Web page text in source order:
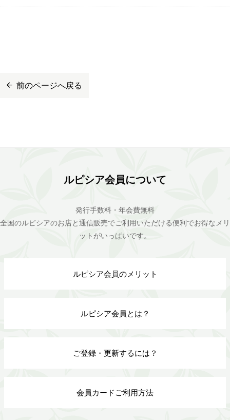
前のページへ戻る
ルピシア会員について
発行手数料・年会費無料
全国のルピシアのお店と通信販売でご利用いただける便利でお得なメリ
ットがいっぱいです。
ルピシア会員のメリット
ルピシア会員とは？
ご登録・更新するには？
会員カードご利用方法